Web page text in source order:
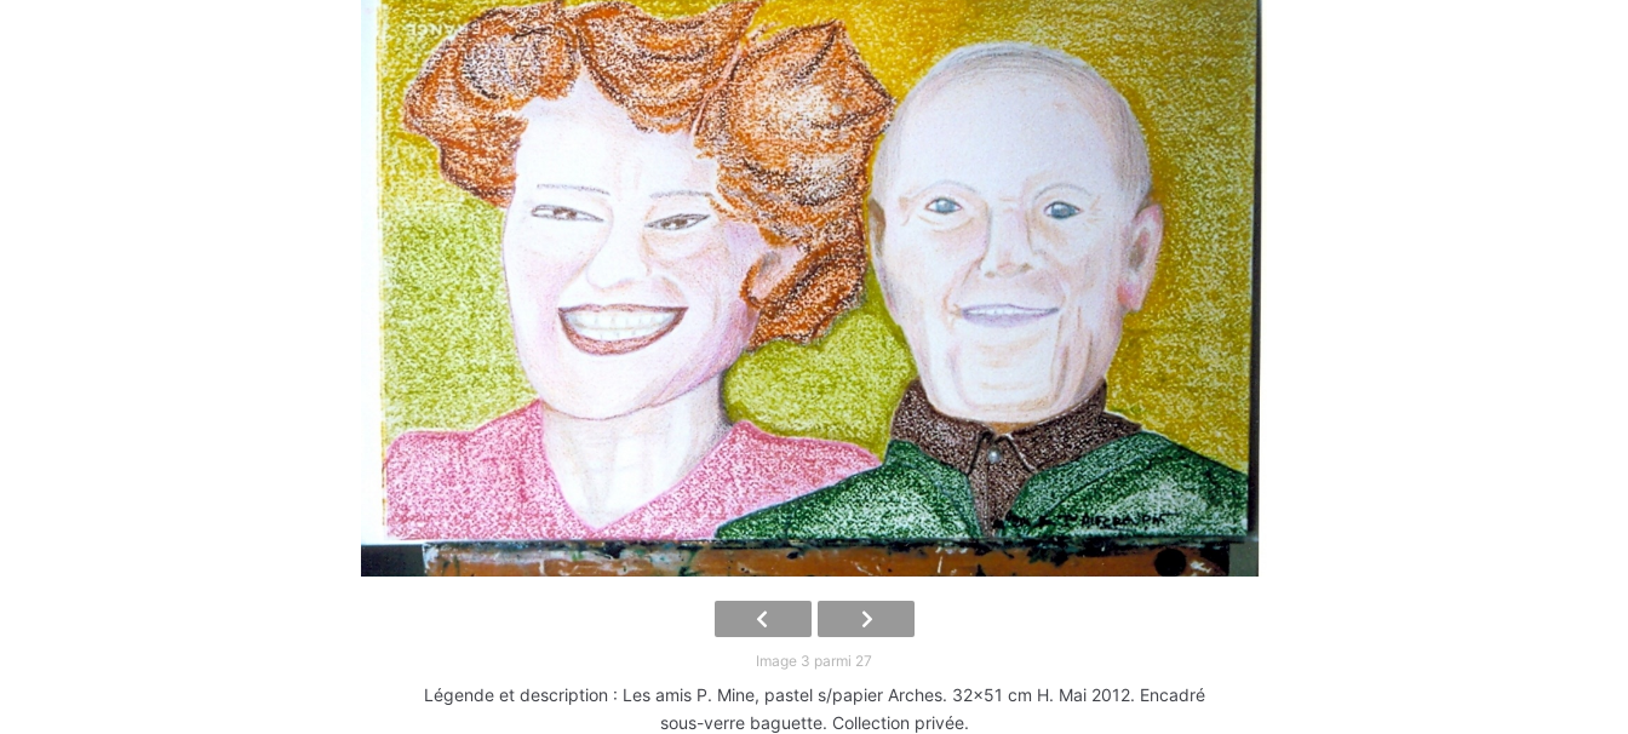
Image 3 parmi 27
Légende et description : Les amis P. Mine, pastel s/papier Arches. 32x51 cm H. Mai 2012. Encadré
sous-verre baguette. Collection privée.